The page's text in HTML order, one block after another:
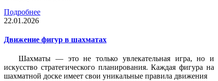
Подробнее
22.01.2026
Движение фигур в шахматах
Шахматы — это не только увлекательная игра, но и
искусство стратегического планирования. Каждая фигура на
шахматной доске имеет свои уникальные правила движения